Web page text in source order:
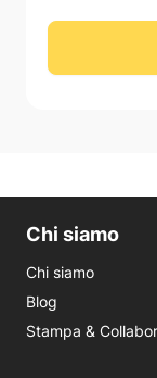
Chi siamo
Chi siamo
Blog
Stampa &